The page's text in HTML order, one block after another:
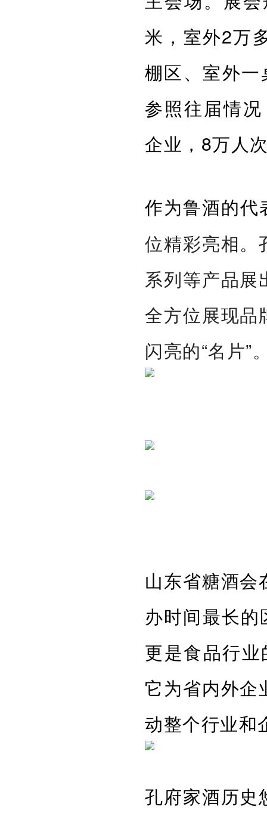
米，室外2万
棚区、室外
参照往届情
企业，8万人
作为鲁酒的代
位精彩亮相。
系列等产品
全方位展现品
闪亮的“名片”
山东省糖酒
办时间最长的
更是食品行业
它为省内外企
动整个行业和
孔府家酒历史